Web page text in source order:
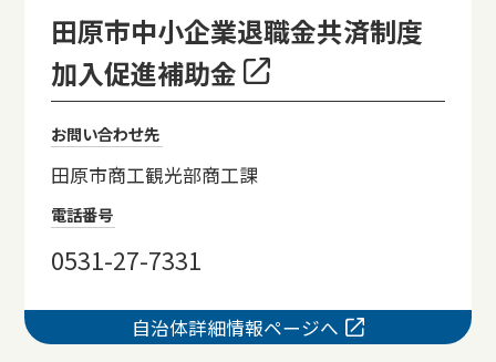
田原市中小企業退職金共済制度
加入促進補助金
お問い合わせ先
田原市商工観光部商工課
電話番号
0531-27-7331
自治体詳細情報ページへ